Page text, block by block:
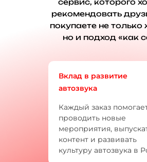
сервис, которого
рекомендовать
покупаете не только
но и подход «как
Вклад в развитие
автозвука
Каждый заказ
проводить новые
мероприятия,
контент и развивать
культуру автозвука в